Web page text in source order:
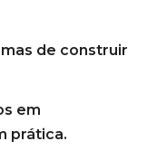
de construir
em
prática.